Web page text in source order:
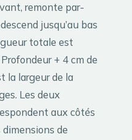
remonte par-
jusqu’au bas
totale est
+ 4 cm de
la largeur de la
Les deux
aux côtés
dimensions de